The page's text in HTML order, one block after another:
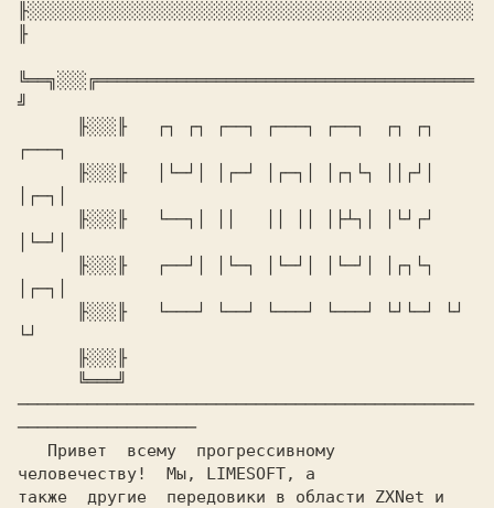
╟░░░░░░░░░░░░░░░░░░░░░░░░░░░░░░░░░░░░░░░░░░░░░
╟
╚══╗░░░╔══════════════════════════════════════
╝
┌───┐
│┌─┐│
│└─┘│
│┌─┐│
└┘
──────────────────────────────────────────────
──────────────────
человечеству!  Мы, LIMESOFT, а
также  другие  передовики в области ZXNet и